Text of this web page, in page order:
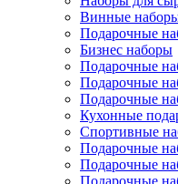
Винные
Подарочные
Бизнес наборы
Подарочные
Подарочные
Подарочные
Кухонные
Спортивные
Подарочные
Подарочные
Подарочные